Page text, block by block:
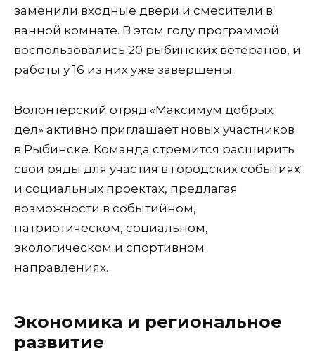
заменили входные двери и смесители в
ванной комнате. В этом году программой
воспользовались 20 рыбинских ветеранов, и
работы у 16 из них уже завершены.
Волонтёрский отряд «Максимум добрых
дел» активно приглашает новых участников
в Рыбинске. Команда стремится расширить
свои ряды для участия в городских событиях
и социальных проектах, предлагая
возможности в событийном,
патриотическом, социальном,
экологическом и спортивном
направлениях.
Экономика и региональное
развитие